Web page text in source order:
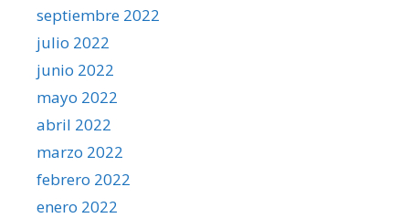
septiembre 2022
julio 2022
junio 2022
mayo 2022
abril 2022
marzo 2022
febrero 2022
enero 2022